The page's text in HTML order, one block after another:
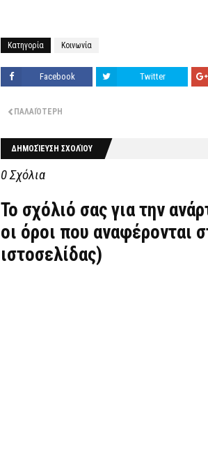
Κατηγορία Κοινωνία
Facebook Twitter
ΠΑΛΑΙΌΤΕΡΗ
ΔΗΜΟΣΊΕΥΣΗ ΣΧΟΛΊΟΥ
0 Σχόλια
Το σχόλιό σας για την
οι όροι που αναφέρονται
ιστοσελίδας)